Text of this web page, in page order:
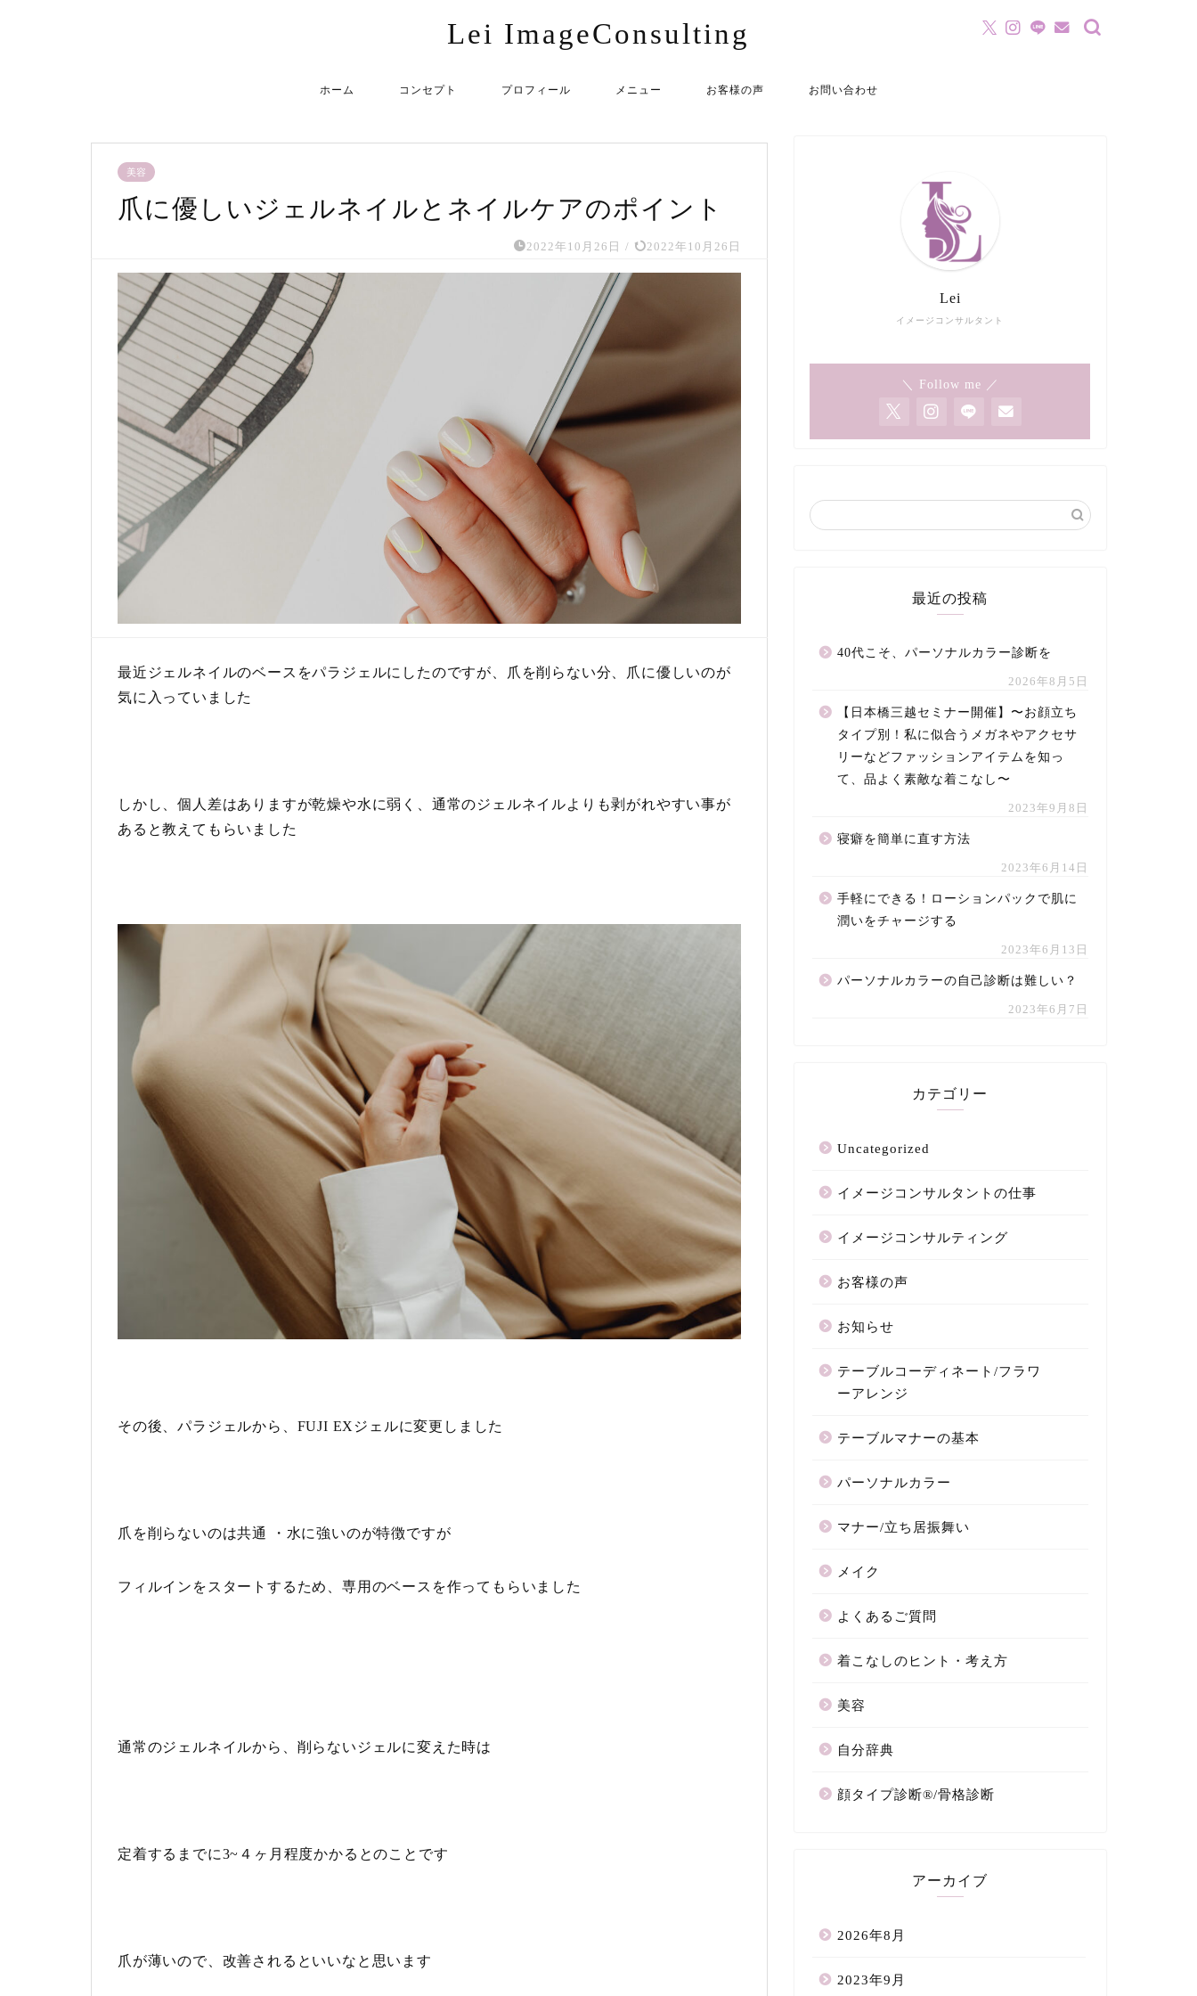
Lei ImageConsulting
ホーム コンセプト プロフィール メニュー お客様の声 お問い合わせ
美容
爪に優しいジェルネイルとネイルケアのポイント
2022年10月26日 / 2022年10月26日
最近ジェルネイルのベースをパラジェルにしたのですが、爪を削らない分、爪に優しいのが
気に入っていました
しかし、個人差はありますが乾燥や水に弱く、通常のジェルネイルよりも剥がれやすい事が
あると教えてもらいました
その後、パラジェルから、FUJI EXジェルに変更しました
爪を削らないのは共通 ・水に強いのが特徴ですが
フィルインをスタートするため、専用のベースを作ってもらいました
通常のジェルネイルから、 削らないジェルに変えた時は
定着するまでに3~４ヶ月程度かかるとのことです
爪が薄いので、改善されるといいなと思います
イメージコンサルタント
Lei
＼ Follow me ／
最近の投稿
40代こそ、パーソナルカラー診断を
2026年8月5日
【日本橋三越セミナー開催】〜お顔立ち
タイプ別！私に似合うメガネやアクセサ
リーなどファッションアイテムを知っ
て、品よく素敵な着こなし〜
2023年9月8日
寝癖を簡単に直す方法
2023年6月14日
手軽にできる！ローションパックで肌に
潤いをチャージする
2023年6月13日
パーソナルカラーの自己診断は難しい？
2023年6月7日
カテゴリー
Uncategorized
イメージコンサルタントの仕事
イメージコンサルティング
お客様の声
お知らせ
テーブルコーディネート/フラワ
ーアレンジ
テーブルマナーの基本
パーソナルカラー
マナー/立ち居振舞い
メイク
よくあるご質問
着こなしのヒント・考え方
美容
自分辞典
顔タイプ診断®/骨格診断
アーカイブ
2026年8月
2023年9月